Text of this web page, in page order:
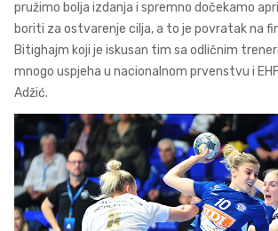
pružimo bolja izdanja i spremno dočekamo
boriti za ostvarenje cilja, a to je povratak na
Bitighajm koji je iskusan tim sa odličnim
mnogo uspjeha u nacionalnom prvenstvu i
Adžić.